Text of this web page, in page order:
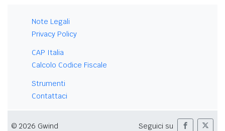
Note Legali
Privacy Policy
CAP Italia
Calcolo Codice Fiscale
Strumenti
Contattaci
© 2026 Gwind Seguici su